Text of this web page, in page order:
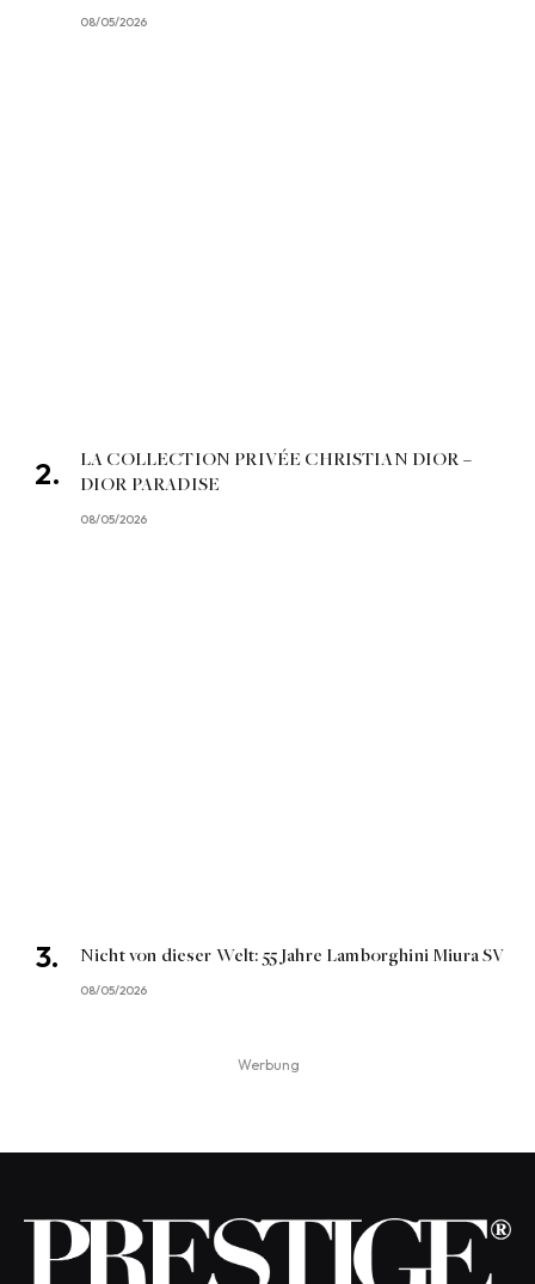
08/05/2026
LA COLLECTION PRIVÉE CHRISTIAN DIOR –
DIOR PARADISE
08/05/2026
Nicht von dieser Welt: 55 Jahre Lamborghini Miura SV
08/05/2026
Werbung